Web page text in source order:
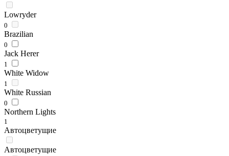
Lowryder
0
Brazilian
0
Jack Herer
1
White Widow
1
White Russian
0
Northern Lights
1
Автоцветущие
Автоцветущие